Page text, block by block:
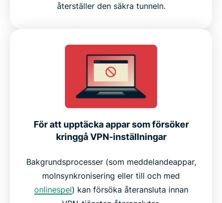
återställer den säkra tunneln.
För att upptäcka appar som försöker
kringgå VPN-inställningar
Bakgrundsprocesser (som meddelandeappar,
molnsynkronisering eller till och med
onlinespel) kan försöka återansluta innan